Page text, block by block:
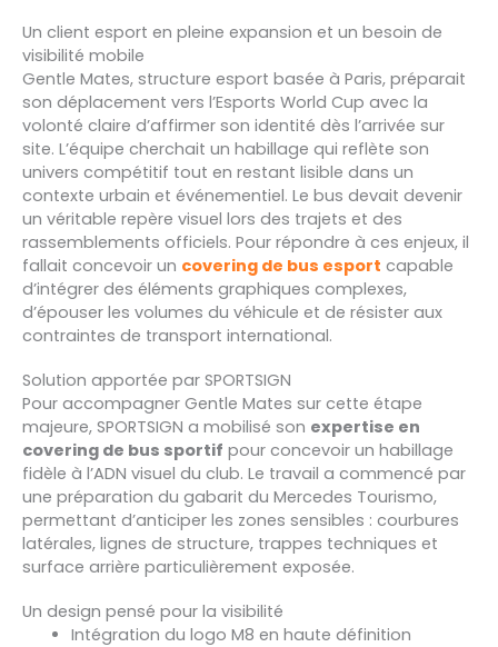
Un client esport en pleine expansion et un besoin de
visibilité mobile
Gentle Mates, structure esport basée à Paris, préparait
son déplacement vers l’Esports World Cup avec la
volonté claire d’affirmer son identité dès l’arrivée sur
site. L’équipe cherchait un habillage qui reflète son
univers compétitif tout en restant lisible dans un
contexte urbain et événementiel. Le bus devait devenir
un véritable repère visuel lors des trajets et des
rassemblements officiels. Pour répondre à ces enjeux, il
fallait concevoir un covering de bus esport capable
d’intégrer des éléments graphiques complexes,
d’épouser les volumes du véhicule et de résister aux
contraintes de transport international.
Solution apportée par SPORTSIGN
Pour accompagner Gentle Mates sur cette étape
majeure, SPORTSIGN a mobilisé son expertise en
covering de bus sportif pour concevoir un habillage
fidèle à l’ADN visuel du club. Le travail a commencé par
une préparation du gabarit du Mercedes Tourismo,
permettant d’anticiper les zones sensibles : courbures
latérales, lignes de structure, trappes techniques et
surface arrière particulièrement exposée.
Un design pensé pour la visibilité
Intégration du logo M8 en haute définition